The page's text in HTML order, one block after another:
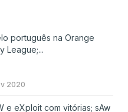
português na Orange
League;...
2020
e eXploit com vitórias; sAw